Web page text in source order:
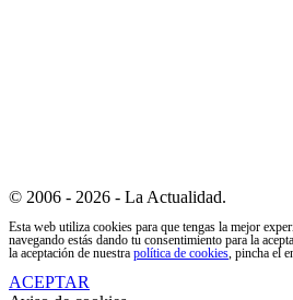
© 2006 - 2026 - La Actualidad.
Esta web utiliza cookies para que tengas la mejor
navegando estás dando tu consentimiento para la
la aceptación de nuestra política de cookies, pincha el
ACEPTAR